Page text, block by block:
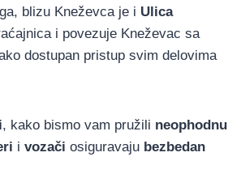
blizu Kneževca je i Ulica
i povezuje Kneževac sa
dostupan pristup svim delovima
, kako bismo vam pružili neophodnu
i vozači osiguravaju bezbedan